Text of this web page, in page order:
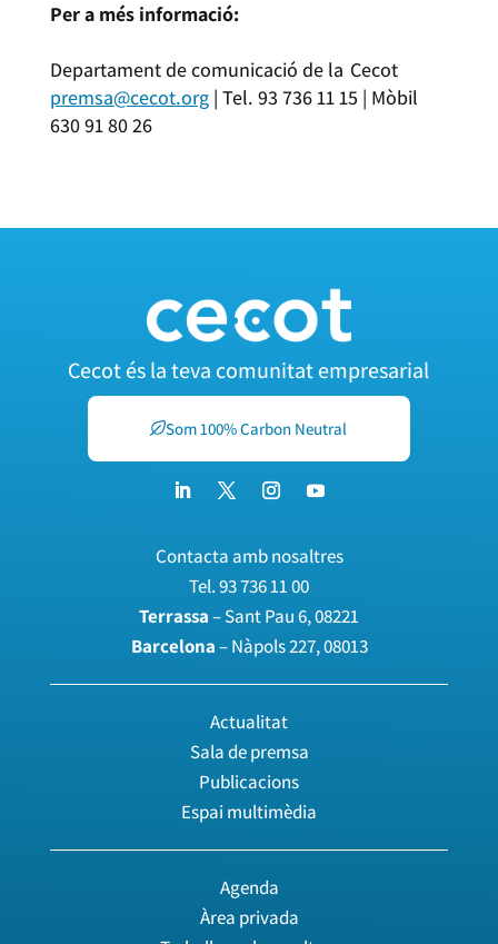
Per a més informació:
Departament de comunicació de la Cecot
premsa@cecot.org| Tel. 93 736 11 15 | Mòbil
630 91 80 26
Cecot és la teva comunitat empresarial
Som 100% Carbon Neutral
Contacta amb nosaltres
Tel.93 736 11 00
Terrassa– Sant Pau 6, 08221
Barcelona– Nàpols 227, 08013
Actualitat
Sala de premsa
Publicacions
Espai multimèdia
Agenda
Àrea privada